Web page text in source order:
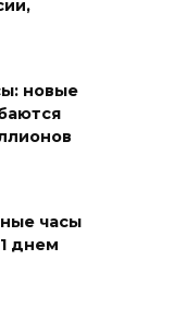
новые
часы
днем